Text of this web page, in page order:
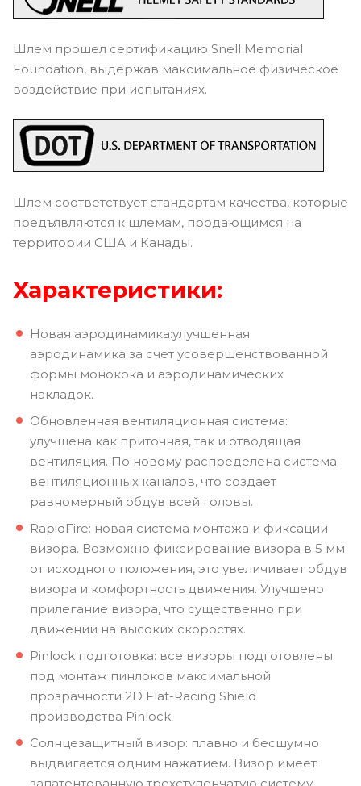
Шлем прошел сертификацию Snell Memorial
Foundation, выдержав максимальное физическое
воздействие при испытаниях.
Шлем соответствует стандартам качества, которые
предъявляются к шлемам, продающимся на
территории США и Канады.
Характеристики:
Новая аэродинамика:улучшенная
аэродинамика за счет усовершенствованной
формы монокока и аэродинамических
накладок.
Обновленная вентиляционная система:
улучшена как приточная, так и отводящая
вентиляция. По новому распределена система
вентиляционных каналов, что создает
равномерный обдув всей головы.
RapidFire: новая система монтажа и фиксации
визора. Возможно фиксирование визора в 5 мм
от исходного положения, это увеличивает обдув
визора и комфортность движения. Улучшено
прилегание визора, что существенно при
движении на высоких скоростях.
Pinlock подготовка: все визоры подготовлены
под монтаж пинлоков максимальной
прозрачности 2D Flat-Racing Shield
производства Pinlock.
Солнцезащитный визор: плавно и бесшумно
выдвигается одним нажатием. Визор имеет